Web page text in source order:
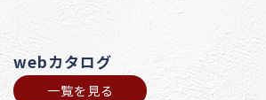
webカタログ
一覧を見る